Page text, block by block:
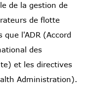
de la gestion de
de flotte
l'ADR (Accord
des
et les directives
Administration).